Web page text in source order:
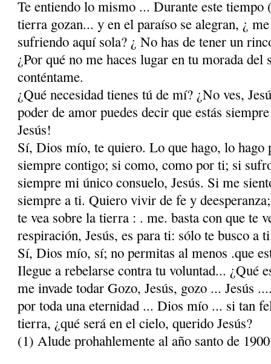
Te entiendo lo mismo ... Durante este tiempo
tierra gozan... y en el paraíso se alegran, ¿
sufriendo aquí sola? ¿ No has de tener un
¿Por qué no me haces lugar en tu morada del
conténtame.
¿Qué necesidad tienes tú de mí? ¿No ves,
poder de amor puedes decir que estás
Jesús!
Sí, Dios mío, te quiero. Lo que hago, lo hago
siempre contigo; si como, como por ti; si
siempre mi único consuelo, Jesús. Si me
siempre a ti. Quiero vivir de fe y
te vea sobre la tierra : . me. basta con que te
respiración, Jesús, es para ti: sólo te busco a
Sí, Dios mío, sí; no permitas al menos .que
Ilegue a rebelarse contra tu voluntad... ¿Qué
me invade todar Gozo, Jesús, gozo ... Jesús
por toda una eternidad ... Dios mío ... si tan
tierra, ¿qué será en el cielo, que­rido Jesús?
(1) Alude prohahlemente al año santo de 1900